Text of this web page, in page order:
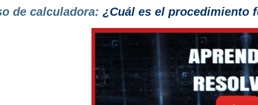
de calculadora: ¿Cuál es el procedimiento